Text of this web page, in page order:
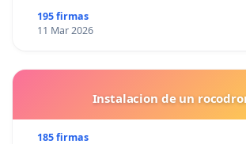
195 firmas
11 Mar 2026
Instalacion de un
185 firmas